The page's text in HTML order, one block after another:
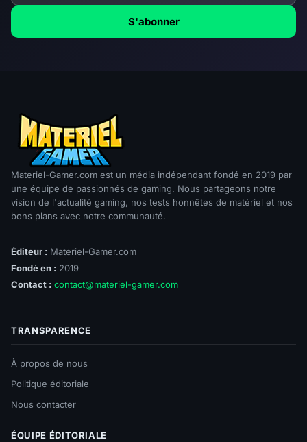
S'abonner
Materiel-Gamer.com est un média indépendant fondé en 2019 par
une équipe de passionnés de gaming. Nous partageons notre
vision de l'actualité gaming, nos tests honnêtes de matériel et nos
bons plans avec notre communauté.
Éditeur : Materiel-Gamer.com
Fondé en : 2019
Contact : contact@materiel-gamer.com
TRANSPARENCE
À propos de nous
Politique éditoriale
Nous contacter
ÉQUIPE ÉDITORIALE